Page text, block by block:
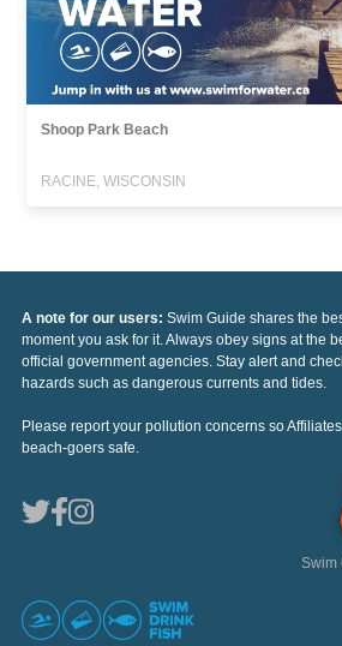
Shoop Park Beach
RACINE, WISCONSIN
A note for our users: Swim Guide shares the
moment you ask for it. Always obey signs at the
official government agencies. Stay alert and
hazards such as dangerous currents and tides.
Please report your pollution concerns so
beach-goers safe.
Swim